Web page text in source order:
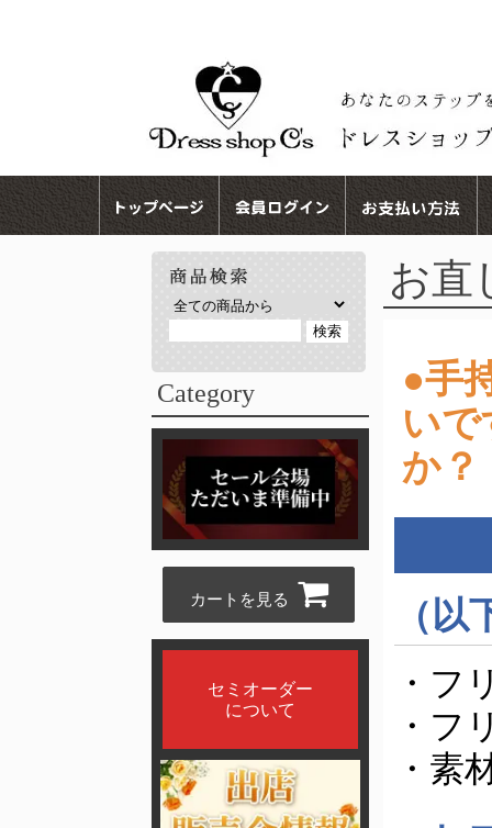
Category
カートを見る
セミオーダー
について
お直
●手
い
か？
（
・フ
・フ
・素